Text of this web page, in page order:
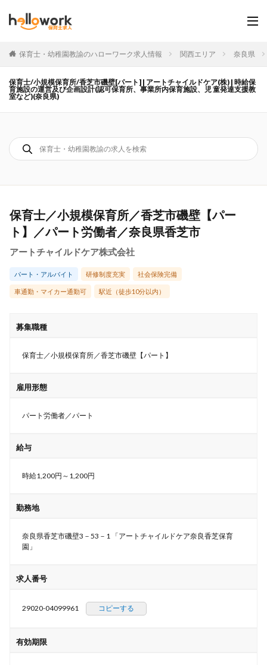
保育士・幼稚園教諭のハローワーク求人情報 関西エリア 奈良県
保育士/小規模保育所/香芝市磯壁[パート] | アートチャイルドケア(株) | 時給保
育施設の運営及び企画設計(認可保育所、事業所内保育施設、児 童発達支援教
室など)(奈良県)
保育士／小規模保育所／香芝市磯壁【パー
ト】／パート労働者／奈良県香芝市
アートチャイルドケア株式会社
パート・アルバイト 研修制度充実 社会保険完備
車通勤・マイカー通勤可 駅近（徒歩10分以内）
募集職種
保育士／小規模保育所／香芝市磯壁【パート】
雇用形態
パート労働者／パート
給与
時給1,200円～1,200円
勤務地
奈良県香芝市磯壁3－53－1 「アートチャイルドケア奈良香芝保育
園」
求人番号
29020-04099961 コピーする
有効期限